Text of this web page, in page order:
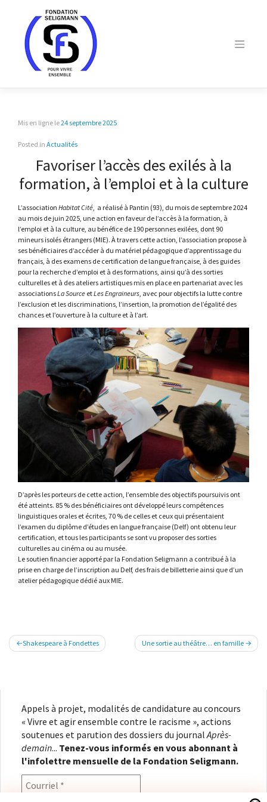
Mis en ligne le24 septembre 2025
Posted in Actualités
Favoriser l’accès des exilés à la
formation, à l’emploi et à la culture
L’association Habitat Cité, a réalisé à Pantin (93), du mois de septembre 2024
au mois de juin 2025, une action en faveur de l’accès à la formation, à
l’emploi et à la culture, au bénéfice de 190 personnes exilées, dont 90
mineurs isolés étrangers (MIE). À travers cette action, l’association propose à
ses bénéficiaires d’accéder à du matériel pédagogique d’apprentissage du
français, à des examens de certification de langue française, à des guides
pour la recherche d’emploi et à des formations, ainsi qu’à des sorties
culturelles et à des ateliers artistiques mis en place en partenariat avec les
associationsLa Source etLes Engraineurs, avec pour objectifs la lutte contre
l’exclusion et les discriminations, l’insertion, la promotion de l’égalité des
chances et l’ouverture à la culture et à l’art.
D’après les porteurs de cette action, l’ensemble des objectifs poursuivis ont
été atteints. 85 % des bénéficiaires ont développé leurs compétences
linguistiques orales et écrites, 70 % de celles et ceux qui présentaient
l’examen du diplôme d’études en langue française (Delf) ont obtenu leur
certification, et tous les participants se sont vu proposer des sorties
culturelles au cinéma ou au musée.
Le soutien financier apporté par la Fondation Seligmann a contribué à la
prise en charge de l’inscription au Delf, des frais de billetterie ainsi que d’un
atelier pédagogique dédié aux MIE.
Navigation
de
Shakespeare à Fondettes Une sortie au théâtre… en famille
Appels à projet, modalités de candidature au concours
« Vivre et agir ensemble contre le racisme », actions
soutenues et parution des dossiers du journal Après-
demain... Tenez-vous informés en vous abonnant à
l'infolettre mensuelle de la Fondation Seligmann.